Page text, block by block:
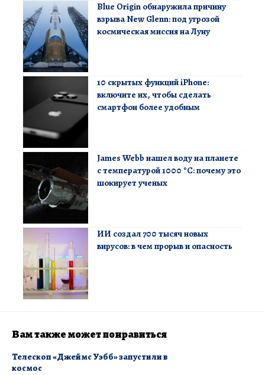
Blue Origin обнаружила причину
взрыва New Glenn: под угрозой
космическая миссия на Луну
10 скрытых функций iPhone:
включите их, чтобы сделать
смартфон более удобным
James Webb нашел воду на планете
с температурой 1000 °C: почему это
шокирует ученых
ИИ создал 700 тысяч новых
вирусов: в чем прорыв и опасность
Вам также может понравиться
Телескоп «Джеймс Уэбб» запустили в
космос